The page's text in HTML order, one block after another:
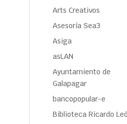
Arts Creativos
Asesoría Sea3
Asiga
asLAN
Ayuntamiento de
Galapagar
bancopopular-e
Biblioteca Ricardo